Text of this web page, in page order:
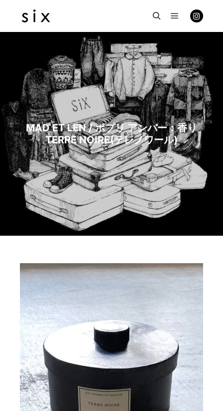
MAD ET LEN / ポプリ アンバー：香り
TERRE NOIRE(テレノワール)